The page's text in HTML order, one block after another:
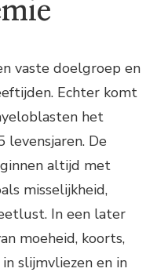
vaste doelgroep en
Echter komt
het
levensjaren. De
altijd met
misselijkheid,
In een later
moeheid, koorts,
slijmvliezen en in